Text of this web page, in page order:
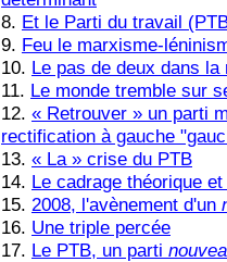
8. Et le Parti du travail
9. Feu le marxisme-
10. Le pas de deux dans
11. Le monde tremble sur
12. « Retrouver » un parti
rectification à gauche
13. « La » crise du PTB
14. Le cadrage théorique
15. 2008, l'avènement d'un
16. Une triple percée
17. Le PTB, un parti